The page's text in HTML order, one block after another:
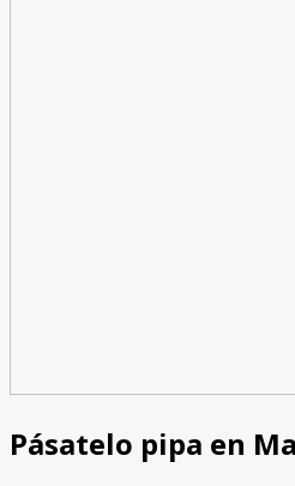
Pásatelo pipa en